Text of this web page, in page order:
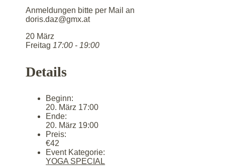
Anmeldungen bitte per Mail an
doris.daz@gmx.at
20 März
Freitag 17:00 - 19:00
Details
Beginn:
20. März 17:00
Ende:
20. März 19:00
Preis:
€42
Event Kategorie:
YOGA SPECIAL